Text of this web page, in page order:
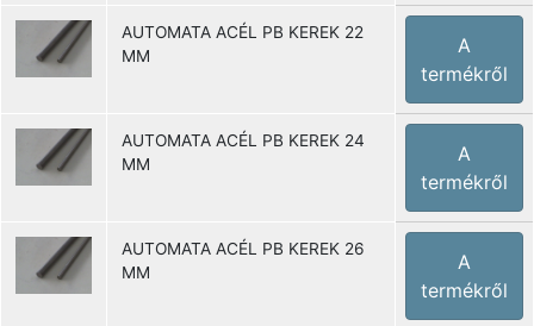
AUTOMATA ACÉL PB KEREK 22
MM
A
termékről
AUTOMATA ACÉL PB KEREK 24
MM
A
termékről
AUTOMATA ACÉL PB KEREK 26
MM
A
termékről